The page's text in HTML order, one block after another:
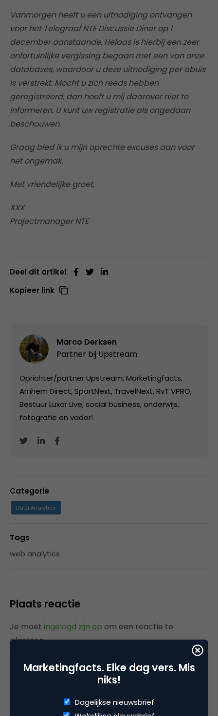
Vanmorgen heeft u een uitnodiging ontvangen
voor het Telegraaf NTE Discussie Diner op 1
december aanstaande. Helaas is hierbij een zeer
onfortuinlijke vergissing begaan met een van onze
databases, waardoor u deze uitnodiging per abuis
is verstrekt. Mocht u zich reeds hebben
geregistreerd, dan hoeft u mij daarover niet te
informeren. U kunt uw registratie als ongedaan
beschouwen.
Graag bied ik u mijn oprechte excuses aan voor
het ongemak.
Met vriendelijke groet,
XXX
Projectmanager NTE
Deel dit artikel
Kopieer link
Marco Derksen
Partner bij Upstream
Oprichter/partner Upstream, Marketingfacts,
Arnhem Direct, SportNext, TravelNext, RvT VPRO,
Bestuur Luxor Live, social business, onderwijs,
fotografie en vader!
Categorie
Data Analytics
Tags
web analytics
Plaats reactie
Je moet ingelogd zijn op om een reactie te
plaatsen.
Marketingfacts. Elke dag vers. Mis
niks!
Dagelijkse nieuwsbrief